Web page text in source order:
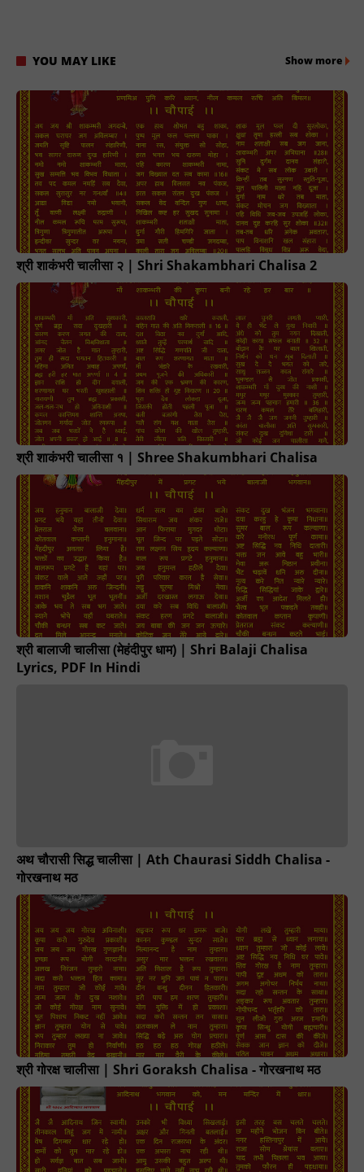
YOU MAY LIKE Show more
श्री शाकंभरी चालीसा २ | Shri Shakambhari Chalisa 2
श्री शाकंभरी चालीसा १ | Shree Shakumbhari Chalisa
श्री बालाजी चालीसा (मेहंदीपुर धाम) | Shri Balaji Chalisa
Lyrics, PDF In Hindi
अथ चौरासी सिद्ध चालीसा | Ath Chaurasi Siddh Chalisa -
गोरखनाथ मठ
श्री गोरक्ष चालीसा | Shri Goraksh Chalisa - गोरखनाथ मठ